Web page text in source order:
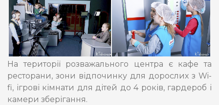
На території розважального центра є кафе та
ресторани, зони відпочинку для дорослих з Wi-
fi, ігрові кімнати для дітей до 4 років, гардероб і
камери зберігання.